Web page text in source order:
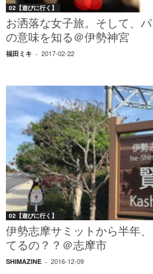
02【遊びに行く】
お洒落な女子旅。そして、
の意味を知る＠伊勢神宮
福田ミキ - 2017-02-22
02【遊びに行く】
伊勢志摩サミットから半年
てるの？？＠志摩市
SHIMAZINE - 2016-12-09